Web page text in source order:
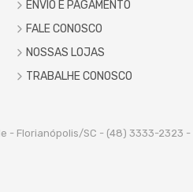
ENVIO E PAGAMENTO
FALE CONOSCO
NOSSAS LOJAS
TRABALHE CONOSCO
- Florianópolis/SC - (48) 3333-2323 -